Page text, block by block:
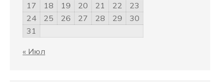
17
18 19 20 21 22
23
24
25 26 27 28 29
30
31
« Июл